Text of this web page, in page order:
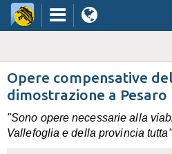
Opere compensative
dimostrazione a Pesaro
"Sono opere necessarie alla
Vallefoglia e della provincia tutta"